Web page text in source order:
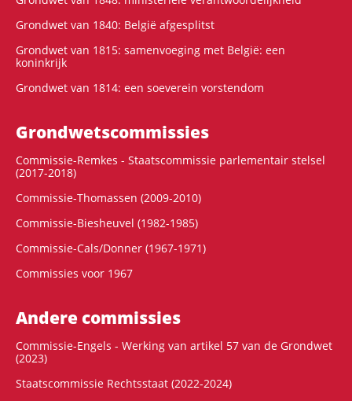
Grondwet van 1840: België afgesplitst
Grondwet van 1815: samenvoeging met België: een
koninkrijk
Grondwet van 1814: een soeverein vorstendom
Grondwets­commissies
Commissie-Remkes - Staatscommissie parlementair stelsel
(2017-2018)
Commissie-Thomassen (2009-2010)
Commissie-Biesheuvel (1982-1985)
Commissie-Cals/Donner (1967-1971)
Commissies voor 1967
Andere commissies
Commissie-Engels - Werking van artikel 57 van de Grondwet
(2023)
Staatscommissie Rechtsstaat (2022-2024)